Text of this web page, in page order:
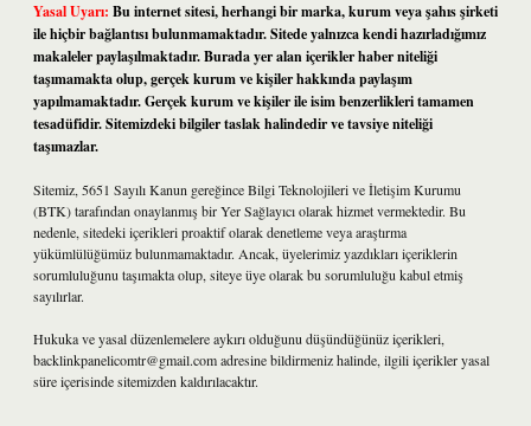
Yasal Uyarı: Bu internet sitesi, herhangi bir marka, kurum veya şahıs şirketi
ile hiçbir bağlantısı bulunmamaktadır. Sitede yalnızca kendi hazırladığımız
makaleler paylaşılmaktadır. Burada yer alan içerikler haber niteliği
taşımamakta olup, gerçek kurum ve kişiler hakkında paylaşım
yapılmamaktadır. Gerçek kurum ve kişiler ile isim benzerlikleri tamamen
tesadüfidir. Sitemizdeki bilgiler taslak halindedir ve tavsiye niteliği
taşımazlar.
Sitemiz, 5651 Sayılı Kanun gereğince Bilgi Teknolojileri ve İletişim Kurumu
(BTK) tarafından onaylanmış bir Yer Sağlayıcı olarak hizmet vermektedir. Bu
nedenle, sitedeki içerikleri proaktif olarak denetleme veya araştırma
yükümlülüğümüz bulunmamaktadır. Ancak, üyelerimiz yazdıkları içeriklerin
sorumluluğunu taşımakta olup, siteye üye olarak bu sorumluluğu kabul etmiş
sayılırlar.
Hukuka ve yasal düzenlemelere aykırı olduğunu düşündüğünüz içerikleri,
backlinkpanelicomtr@gmail.comadresine bildirmeniz halinde, ilgili içerikler yasal
süre içerisinde sitemizden kaldırılacaktır.